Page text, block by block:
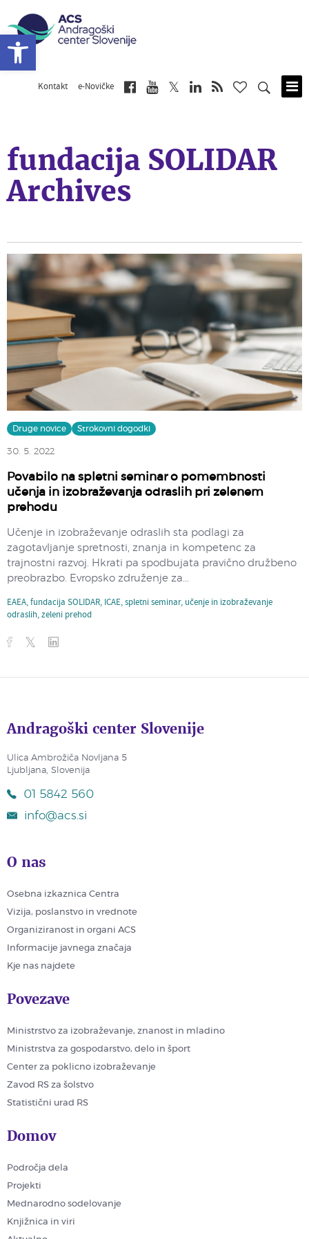
Kontakt e-Novičke
fundacija SOLIDAR
Archives
Druge novice Strokovni dogodki
30. 5. 2022
Povabilo na spletni seminar o pomembnosti
učenja in izobraževanja odraslih pri zelenem
prehodu
Učenje in izobraževanje odraslih sta podlagi za
zagotavljanje spretnosti, znanja in kompetenc za
trajnostni razvoj. Hkrati pa spodbujata pravično družbeno
preobrazbo. Evropsko združenje za...
EAEA,fundacija SOLIDAR, ICAE,spletni seminar, učenje in izobraževanje
odraslih,zeleni prehod
Andragoški center Slovenije
Ulica Ambrožiča Novljana 5
Ljubljana, Slovenija
01 5842 560
info@acs.si
O nas
Osebna izkaznica Centra
Vizija, poslanstvo in vrednote
Organiziranost in organi ACS
Informacije javnega značaja
Kje nas najdete
Povezave
Ministrstvo za izobraževanje, znanost in mladino
Ministrstva za gospodarstvo, delo in šport
Center za poklicno izobraževanje
Zavod RS za šolstvo
Statistični urad RS
Domov
Področja dela
Projekti
Mednarodno sodelovanje
Knjižnica in viri
Open toolbar